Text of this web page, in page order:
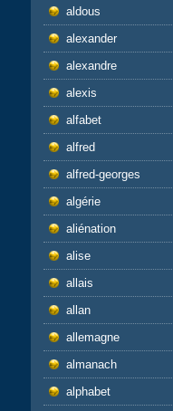
aldous
alexander
alexandre
alexis
alfabet
alfred
alfred-georges
algérie
aliénation
alise
allais
allan
allemagne
almanach
alphabet